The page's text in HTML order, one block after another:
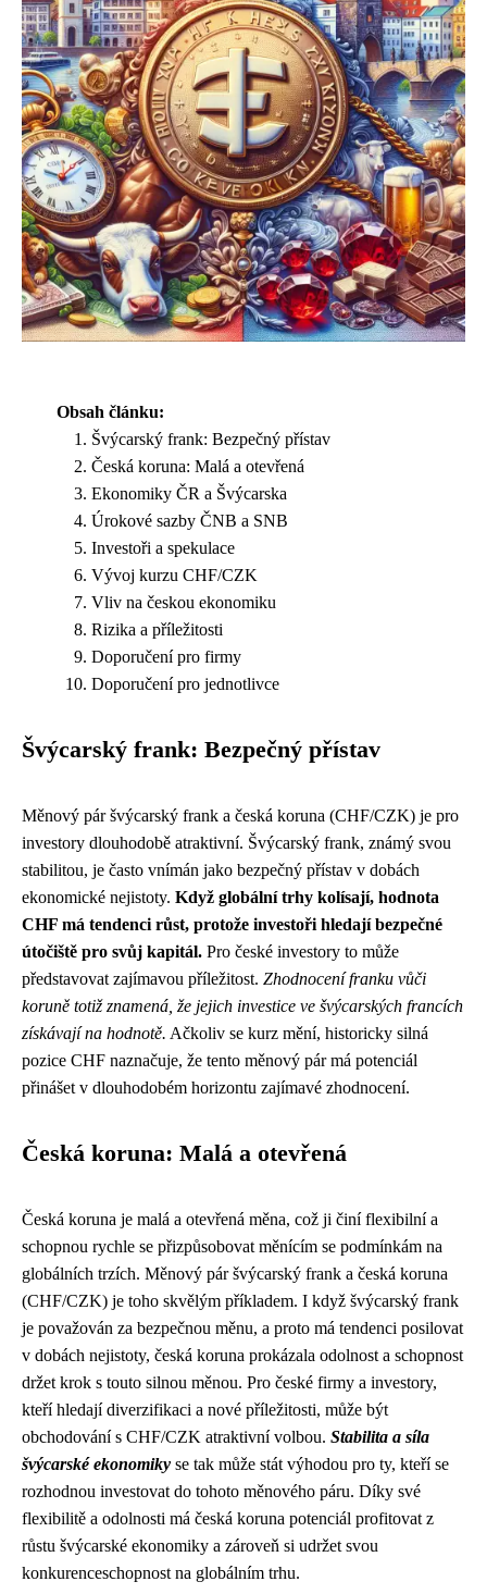
Obsah článku:
Švýcarský frank: Bezpečný přístav
Česká koruna: Malá a otevřená
Ekonomiky ČR a Švýcarska
Úrokové sazby ČNB a SNB
Investoři a spekulace
Vývoj kurzu CHF/CZK
Vliv na českou ekonomiku
Rizika a příležitosti
Doporučení pro firmy
Doporučení pro jednotlivce
Švýcarský frank: Bezpečný přístav
Měnový pár švýcarský frank a česká koruna (CHF/CZK) je pro
investory dlouhodobě atraktivní. Švýcarský frank, známý svou
stabilitou, je často vnímán jako bezpečný přístav v dobách
ekonomické nejistoty. Když globální trhy kolísají, hodnota
CHF má tendenci růst, protože investoři hledají bezpečné
útočiště pro svůj kapitál. Pro české investory to může
představovat zajímavou příležitost. Zhodnocení franku vůči
koruně totiž znamená, že jejich investice ve švýcarských francích
získávají na hodnotě. Ačkoliv se kurz mění, historicky silná
pozice CHF naznačuje, že tento měnový pár má potenciál
přinášet v dlouhodobém horizontu zajímavé zhodnocení.
Česká koruna: Malá a otevřená
Česká koruna je malá a otevřená měna, což ji činí flexibilní a
schopnou rychle se přizpůsobovat měnícím se podmínkám na
globálních trzích. Měnový pár švýcarský frank a česká koruna
(CHF/CZK) je toho skvělým příkladem. I když švýcarský frank
je považován za bezpečnou měnu, a proto má tendenci posilovat
v dobách nejistoty, česká koruna prokázala odolnost a schopnost
držet krok s touto silnou měnou. Pro české firmy a investory,
kteří hledají diverzifikaci a nové příležitosti, může být
obchodování s CHF/CZK atraktivní volbou. Stabilita a síla
švýcarské ekonomiky se tak může stát výhodou pro ty, kteří se
rozhodnou investovat do tohoto měnového páru. Díky své
flexibilitě a odolnosti má česká koruna potenciál profitovat z
růstu švýcarské ekonomiky a zároveň si udržet svou
konkurenceschopnost na globálním trhu.